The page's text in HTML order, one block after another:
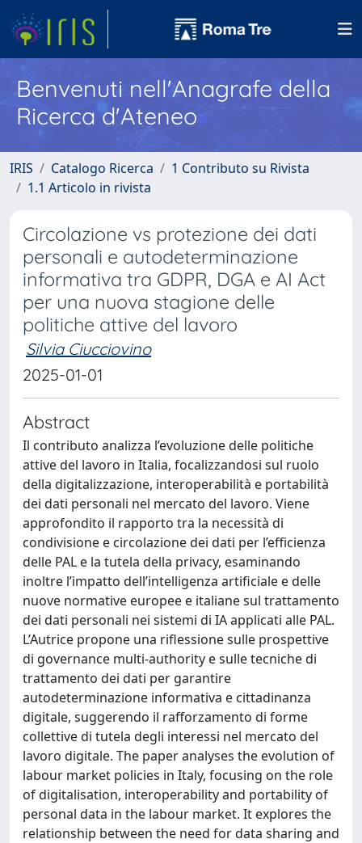
Benvenuti nell'Anagrafe della
Ricerca d'Ateneo
IRIS Catalogo Ricerca
1 Contributo su Rivista
1.1 Articolo in rivista
Circolazione vs protezione dei dati
personali e autodeterminazione
informativa tra GDPR, DGA e AI Act
per una nuova stagione delle
politiche attive del lavoro
Silvia Ciucciovino
2025-01-01
Abstract
Il contributo analizza l’evoluzione delle politiche
attive del lavoro in Italia, focalizzandosi sul ruolo
della digitalizzazione, interoperabilità e portabilità
dei dati personali nel mercato del lavoro. Viene
approfondito il rapporto tra la necessità di
condivisione e circolazione dei dati per l’efficienza
delle PAL e la tutela della privacy, esaminando
inoltre l’impatto dell’intelligenza artificiale e delle
nuove normative europee e italiane sul trattamento
dei dati personali nei sistemi di IA applicati alle PAL.
L’Autrice propone una riflessione sulle prospettive
di governance multi-authority e sulle tecniche di
trattamento dei dati per garantire
autodeterminazione informativa e cittadinanza
digitale, suggerendo il rafforzamento di forme
collettive di tutela degli interessi nel mercato del
lavoro digitale. The paper analyses the evolution of
labour market policies in Italy, focusing on the role
of digitalisation, interoperability and portability of
personal data in the labour market. It explores the
relationship between the need for data sharing and